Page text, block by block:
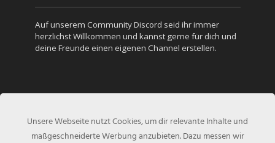
Auf unserem Community Discord seid ihr immer
herzlichst Willkommen und kannst gerne für dich und
deine Freunde einen eigenen Channel erstellen.
Unsere Webseite nutzt Cookies, um dir relevante Inhalte und
maßgeschneiderte Werbung anzubieten. Dazu messen wir